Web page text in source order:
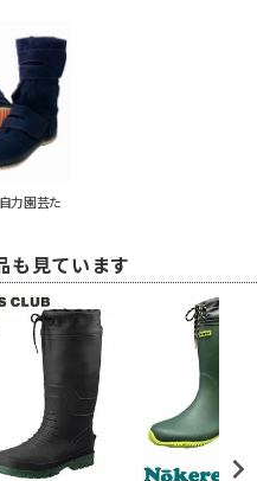
力園芸た
も見ています